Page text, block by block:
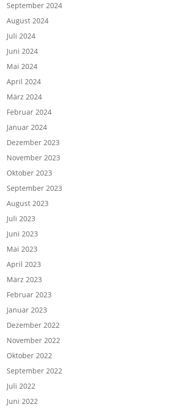
September 2024
August 2024
Juli 2024
Juni 2024
Mai 2024
April 2024
März 2024
Februar 2024
Januar 2024
Dezember 2023
November 2023
Oktober 2023
September 2023
August 2023
Juli 2023
Juni 2023
Mai 2023
April 2023
März 2023
Februar 2023
Januar 2023
Dezember 2022
November 2022
Oktober 2022
September 2022
Juli 2022
Juni 2022